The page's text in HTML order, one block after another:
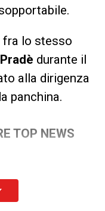
fra lo stesso
durante il
alla dirigenza
panchina.
TOP NEWS